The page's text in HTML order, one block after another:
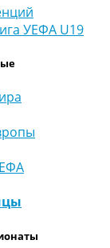
УЕФА U19